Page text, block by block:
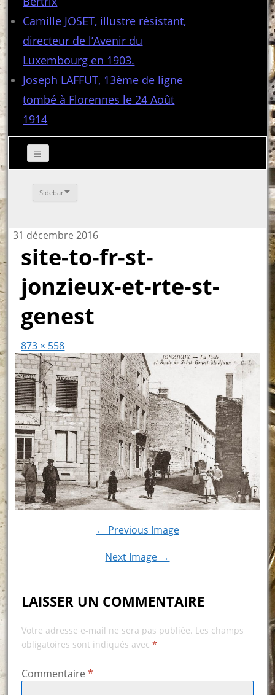
Camille JOSET, illustre résistant,
directeur de l’Avenir du
Luxembourg en 1903.
Joseph LAFFUT, 13ème de ligne
tombé à Florennes le 24 Août
1914
Sidebar
31 décembre 2016
site-to-fr-st-
jonzieux-et-rte-st-
genest
873 × 558
← Previous Image
Next Image →
LAISSER UN COMMENTAIRE
Votre adresse e-mail ne sera pas publiée. Les champs
obligatoires sont indiqués avec *
Commentaire *